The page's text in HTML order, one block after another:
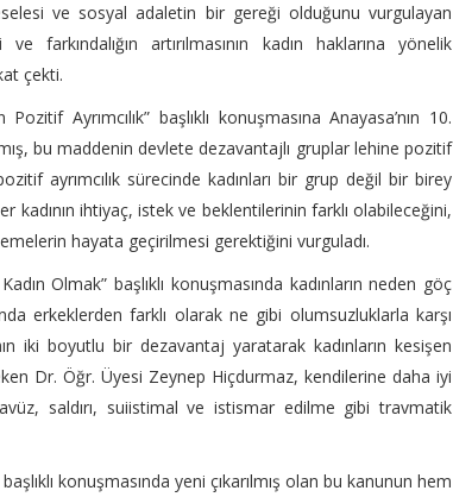
ve sosyal adaletin bir gereği olduğunu vurgulayan
artırılmasının kadın haklarına yönelik
çekti.
Ayrımcılık” başlıklı konuşmasına Anayasa’nın 10.
bu maddenin devlete dezavantajlı gruplar lehine pozitif
ayrımcılık sürecinde kadınları bir grup değil bir birey
kadının ihtiyaç, istek ve beklentilerinin farklı olabileceğini,
hayata geçirilmesi gerektiğini vurguladı.
Olmak” başlıklı konuşmasında kadınların neden göç
erkeklerden farklı olarak ne gibi olumsuzluklarla karşı
iki boyutlu bir dezavantaj yaratarak kadınların kesişen
Dr. Öğr. Üyesi Zeynep Hiçdurmaz, kendilerine daha iyi
saldırı, suiistimal ve istismar edilme gibi travmatik
konuşmasında yeni çıkarılmış olan bu kanunun hem